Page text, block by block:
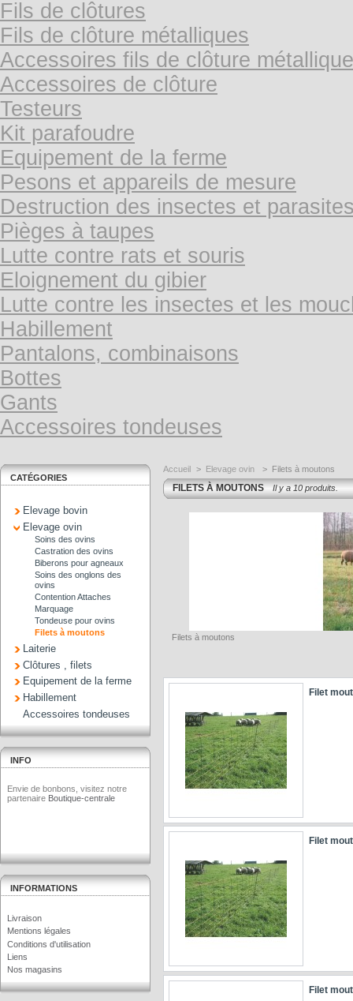
Fils de clôtures
Fils de clôture métalliques
Accessoires fils de clôture
Accessoires de clôture
Testeurs
Kit parafoudre
Equipement de la ferme
Pesons et appareils de mesure
Destruction des insectes et
Pièges à taupes
Lutte contre rats et souris
Eloignement du gibier
Lutte contre les insectes et les
Habillement
Pantalons, combinaisons
Bottes
Gants
Accessoires tondeuses
CATÉGORIES
Elevage bovin
Elevage ovin
Soins des ovins
Castration des ovins
Biberons pour agneaux
Soins des onglons des
ovins
Contention Attaches
Marquage
Tondeuse pour ovins
Filets à moutons
Laiterie
Clôtures , filets
Equipement de la ferme
Habillement
Accessoires tondeuses
INFO
Envie de bonbons, visitez notre
partenaireBoutique-centrale
INFORMATIONS
Livraison
Mentions légales
Conditions d'utilisation
Liens
Nos magasins
Accueil > Elevage ovin > Filets à moutons
FILETS À MOUTONS Il y a 10 produits.
Filets à moutons
Filet
Filet
Filet